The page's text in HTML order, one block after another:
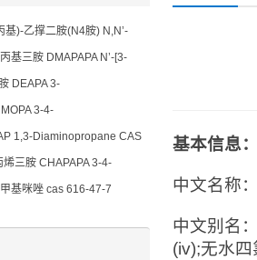
基本信息：
中文名称
中文别名
(iv);无水
基)-乙撑二胺(N4胺) N,N’-
ethylenediamine CAS
基三胺 DMAPAPA N’-[3-
1,3-
29-8
DEAPA 3-
CAS No 104-
3-4-
CAS No 5332-73-0
1,3-Diaminopropane CAS
烯三胺 CHAPAPA 3-4-
CAS No:5332-73-0
基咪唑 cas 616-47-7